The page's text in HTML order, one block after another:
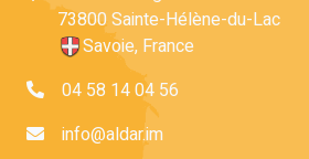
73800 Sainte-Hélène-du-Lac
Savoie, France
04 58 14 04 56
info@aldar.im